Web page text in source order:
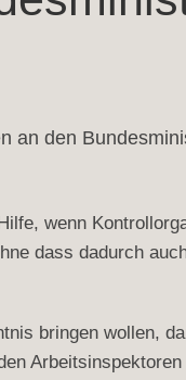
an den
wenn
dass dadurch
bringen wollen,